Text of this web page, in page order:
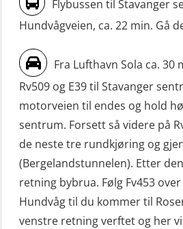
Livbåtfører
FF1200 simulator
Livbåtfører
FF48 og FF1000D
Livbåtfører
Konvensjonell livbåt
Livbåtfører
grunnleggende
Livbåtfører
(OSE1361)
Sjøfolk med
(MBS1191)
Ulykkesgransking –
VHF / SRC 2 dager
Videregående
for skipsoffiserer
Flybussen til Stavanger
Hundvågveien, ca. 22 min. Gå
Fra Lufthavn Sola ca. 30
Rv509 og E39 til Stavanger
motorveien til endes og hold
sentrum. Forsett så videre på
de neste tre rundkjøring og
(Bergelandstunnelen). Etter
retning bybrua. Følg Fv453
Hundvåg til du kommer til
venstre retning verftet og her